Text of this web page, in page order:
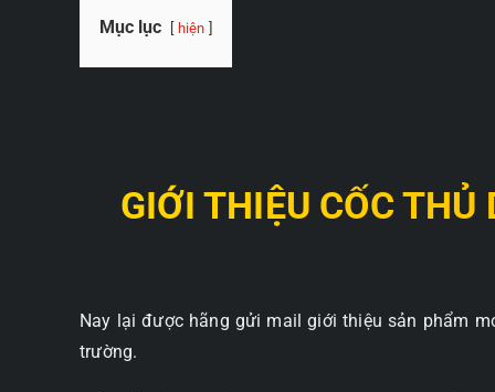
Mục lục hiện
GIỚI THIỆU CỐC
Nay lại được hãng gửi mail giới thiệu sản phẩm
trường.